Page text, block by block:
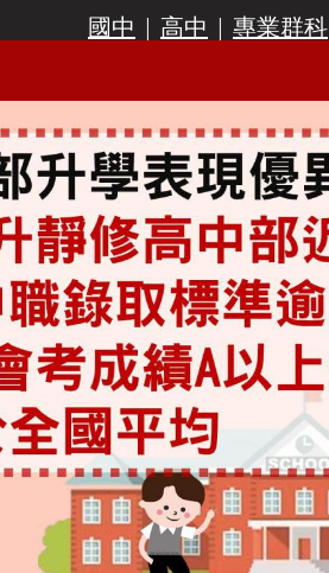
國中 | 高中 | 專業群科